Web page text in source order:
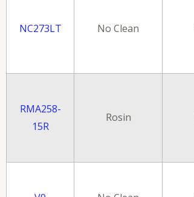
NC273LT No Clean
RMA258-
15R
Rosin